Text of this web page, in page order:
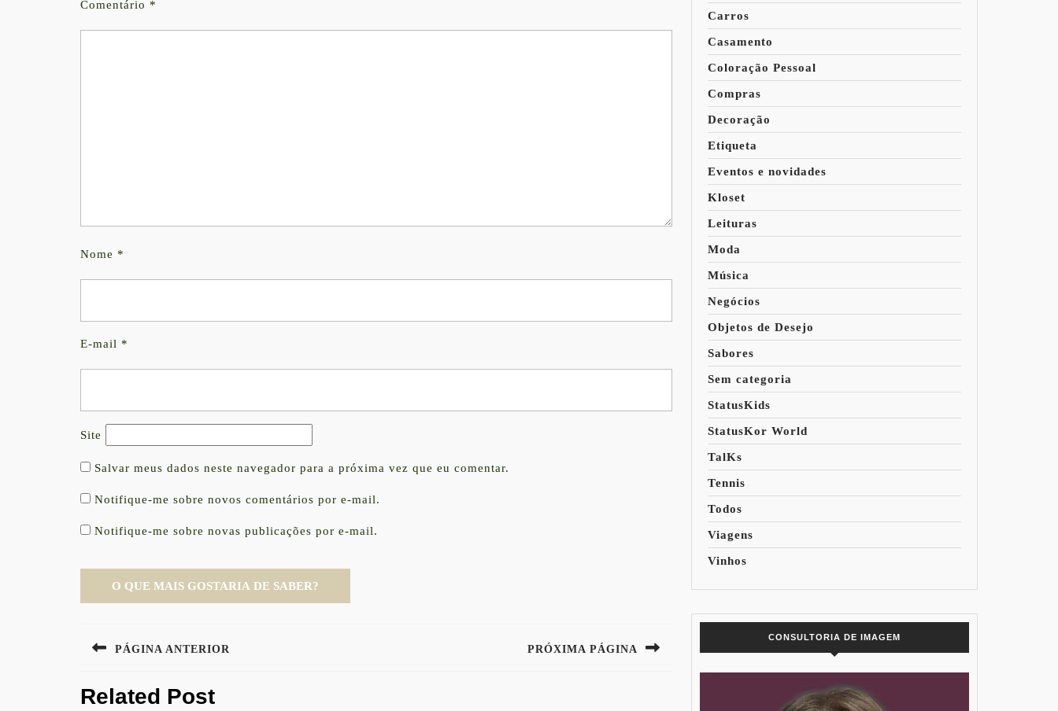
Comentário *
Nome *
E-mail *
Site
Salvar meus dados neste navegador para a próxima vez que eu comentar.
Notifique-me sobre novos comentários por e-mail.
Notifique-me sobre novas publicações por e-mail.
de
Post
PÁGINA ANTERIOR
post:
PRÓXIMA PÁGINA
Related Post
Carros
Casamento
Coloração Pessoal
Compras
Decoração
Etiqueta
Eventos e novidades
Kloset
Leituras
Moda
Música
Negócios
Objetos de Desejo
Sabores
Sem categoria
StatusKids
StatusKor World
TalKs
Tennis
Todos
Viagens
Vinhos
CONSULTORIA DE IMAGEM